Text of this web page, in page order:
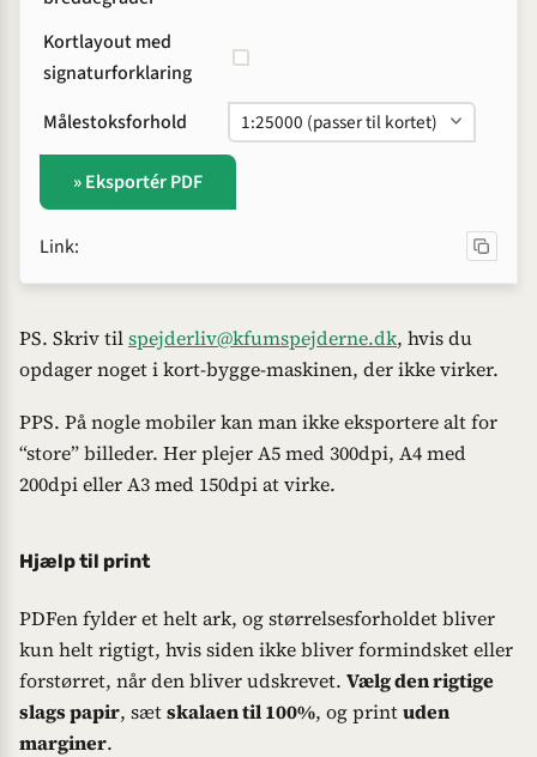
Kortlayout med
signatur­forklaring
Målestoks­forhold
» Eksportér PDF
Link:
PS. Skriv tilspejderliv@kfumspejderne.dk, hvis du
opdager noget i kort-bygge-maskinen, der ikke virker.
PPS. På nogle mobiler kan man ikke eksportere alt for
“store” billeder. Her plejer A5 med 300dpi, A4 med
200dpi eller A3 med 150dpi at virke.
Hjælp til print
PDFen fylder et helt ark, og størrelses­forholdet bliver
kun helt rigtigt, hvis siden ikke bliver for­mindsket eller
for­størret, når den bliver ud­skrevet. Vælg den rigtige
slags papir, sætskalaen til 100%, og printuden
marginer.